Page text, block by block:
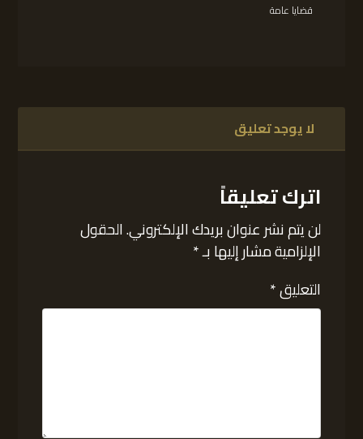
قضايا عامة
لا يوجد تعليق
اترك تعليقاً
لن يتم نشر عنوان بريدك الإلكتروني.الحقول
الإلزامية مشار إليها بـ*
التعليق*